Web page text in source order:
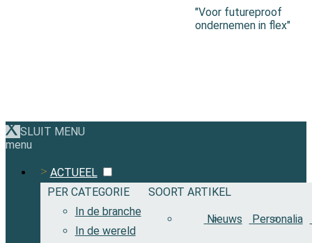
"Voor futureproof
ondernemen in flex"
SLUIT MENU
menu
ACTUEEL
PER CATEGORIE
In de branche
In de wereld
SOORT ARTIKEL
Nieuws Personalia